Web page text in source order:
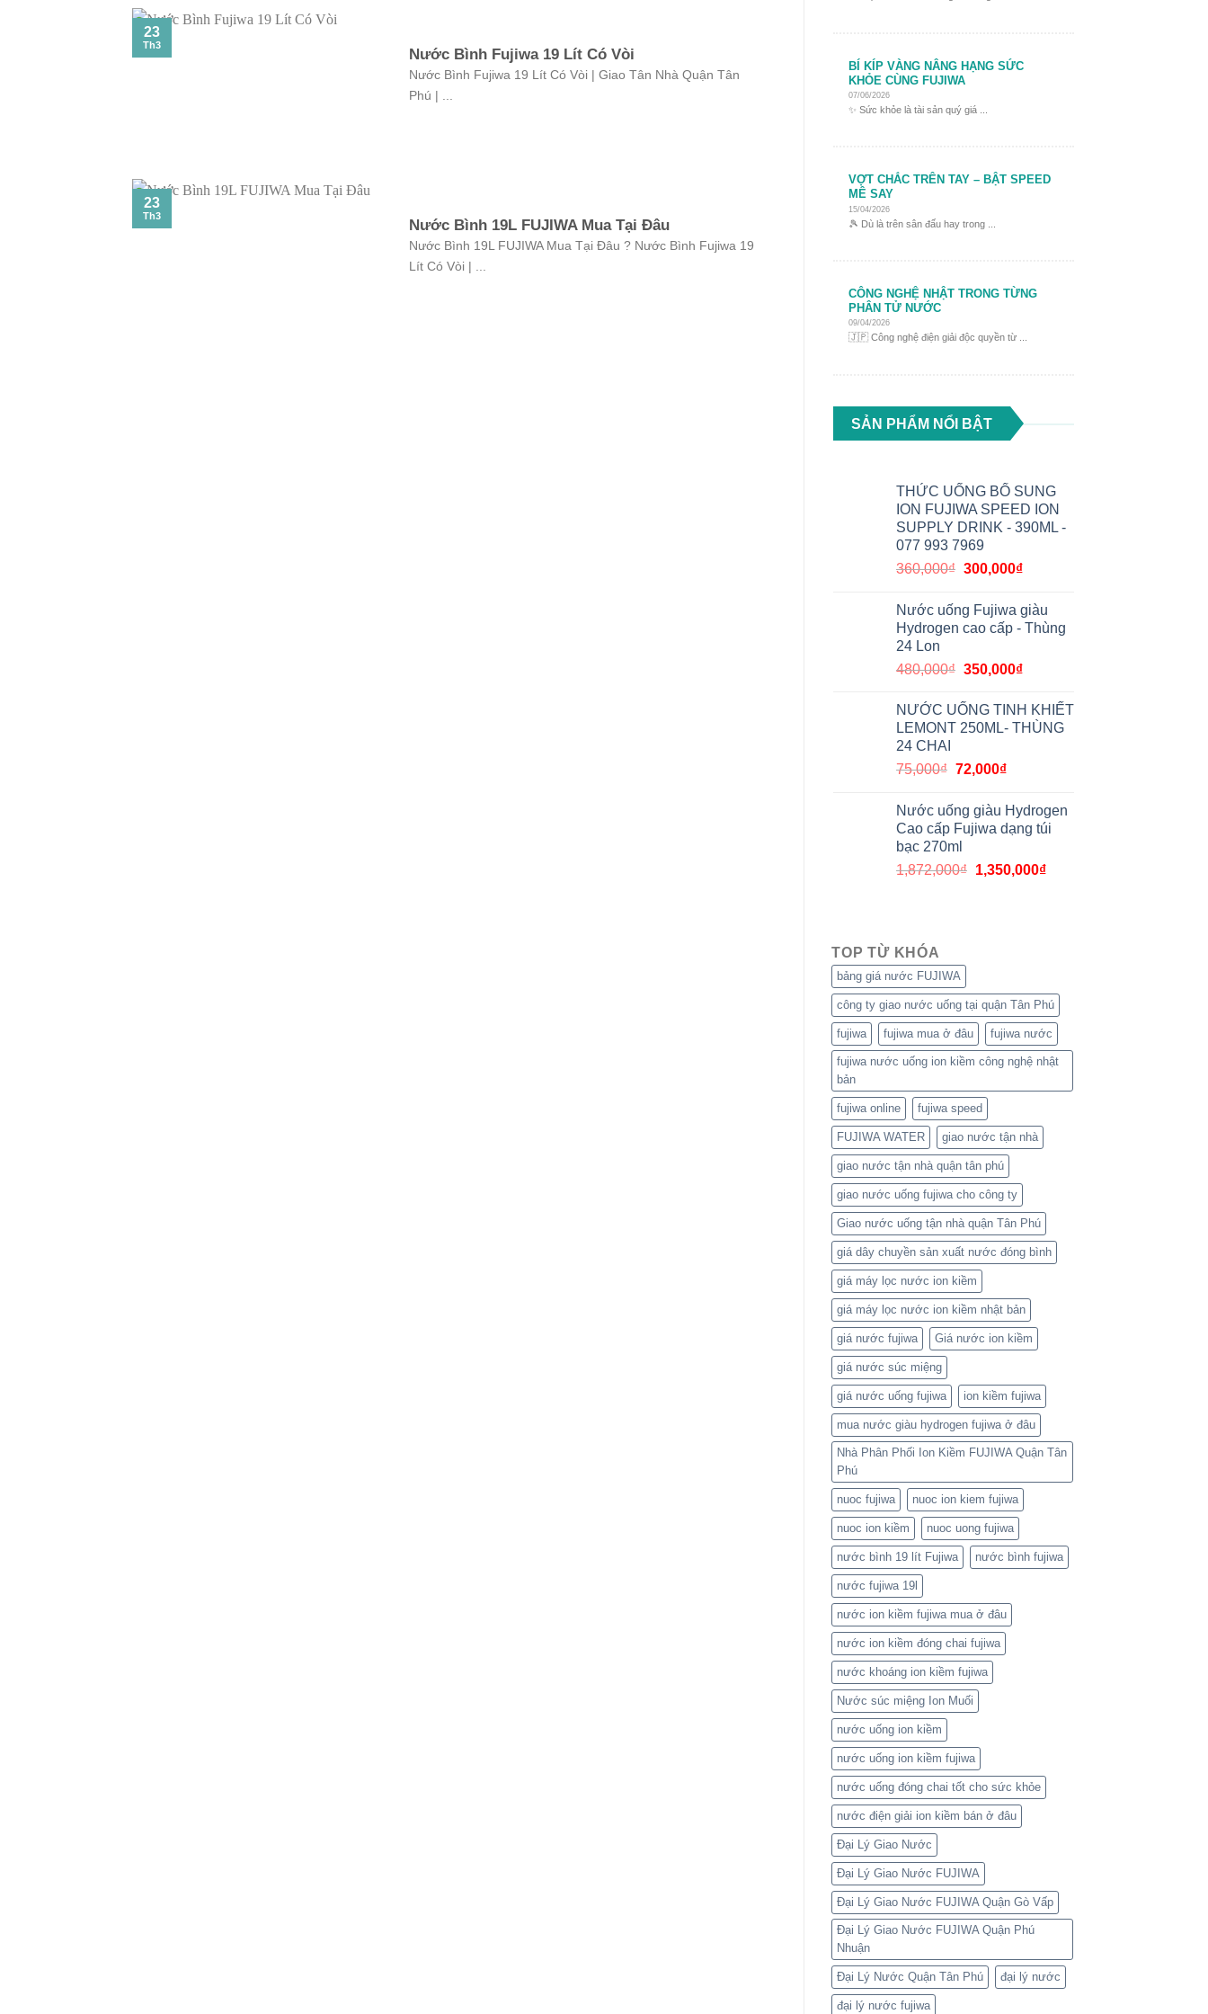
Nước Bình Fujiwa 19 Lít Có Vòi
Nước Bình Fujiwa 19 Lít Có Vòi | Giao Tân Nhà Quận Tân
Phú | ...
23
Th3
Nước Bình 19L FUJIWA Mua Tại Đâu
Nước Bình 19L FUJIWA Mua Tại Đâu ? Nước Bình Fujiwa 19
Lít Có Vòi | ...
23
Th3
BÍ KÍP VÀNG NÂNG HẠNG SỨC
KHỎE CÙNG FUJIWA
07/06/2026
✨ Sức khỏe là tài sản quý giá ...
VỢT CHẮC TRÊN TAY – BẬT SPEED
MÊ SAY
15/04/2026
🎾 Dù là trên sân đấu hay trong ...
CÔNG NGHỆ NHẬT TRONG TỪNG
PHÂN TỬ NƯỚC
09/04/2026
🇯🇵 Công nghệ điện giải độc quyền từ ...
SẢN PHẨM NỔI BẬT
THỨC UỐNG BỔ SUNG
ION FUJIWA SPEED ION
SUPPLY DRINK - 390ML -
077 993 7969
360,000₫ 300,000₫
Nước uống Fujiwa giàu
Hydrogen cao cấp - Thùng
24 Lon
480,000₫ 350,000₫
NƯỚC UỐNG TINH KHIẾT
LEMONT 250ML- THÙNG
24 CHAI
75,000₫ 72,000₫
Nước uống giàu Hydrogen
Cao cấp Fujiwa dạng túi
bạc 270ml
1,872,000₫ 1,350,000₫
TOP TỪ KHÓA
bảng giá nước FUJIWA
công ty giao nước uống tại quận Tân Phú
fujiwa fujiwa mua ở đâu fujiwa nước
fujiwa nước uống ion kiềm công nghệ nhật
bản
fujiwa online fujiwa speed
FUJIWA WATER giao nước tận nhà
giao nước tận nhà quận tân phú
giao nước uống fujiwa cho công ty
Giao nước uống tận nhà quận Tân Phú
giá dây chuyền sản xuất nước đóng bình
giá máy lọc nước ion kiềm
giá máy lọc nước ion kiềm nhật bản
giá nước fujiwa Giá nước ion kiềm
giá nước súc miệng
giá nước uống fujiwa ion kiềm fujiwa
mua nước giàu hydrogen fujiwa ở đâu
Nhà Phân Phối Ion Kiềm FUJIWA Quận Tân
Phú
nuoc fujiwa nuoc ion kiem fujiwa
nuoc ion kiềm nuoc uong fujiwa
nước bình 19 lít Fujiwa nước bình fujiwa
nước fujiwa 19l
nước ion kiềm fujiwa mua ở đâu
nước ion kiềm đóng chai fujiwa
nước khoáng ion kiềm fujiwa
Nước súc miệng Ion Muối
nước uống ion kiềm
nước uống ion kiềm fujiwa
nước uống đóng chai tốt cho sức khỏe
nước điện giải ion kiềm bán ở đâu
Đại Lý Giao Nước
Đại Lý Giao Nước FUJIWA
Đại Lý Giao Nước FUJIWA Quận Gò Vấp
Đại Lý Giao Nước FUJIWA Quận Phú
Nhuận
Đại Lý Nước Quận Tân Phú đại lý nước
đại lý nước fujiwa